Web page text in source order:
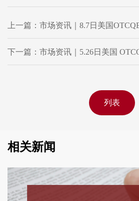
上一篇：市场资讯｜8.7日美国
下一篇：市场资讯｜5.26日美国
列表
相关新闻